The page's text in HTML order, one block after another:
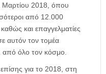
Μαρτίου 2018, όπου
από 12.000
και επαγγελματίες
αυτόν τον τομέα
από όλο τον κόσμο.
για το 2018, στη